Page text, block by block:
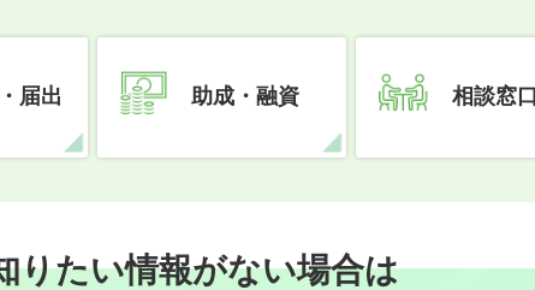
届出 助成・融資 相談窓
りたい情報がない場合は